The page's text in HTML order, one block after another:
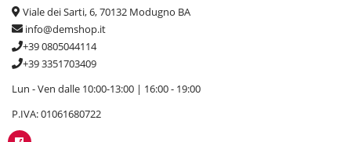
Viale dei Sarti, 6, 70132 Modugno BA
info@demshop.it
+39 0805044114
+39 3351703409
Lun - Ven dalle 10:00-13:00 | 16:00 - 19:00
P.IVA: 01061680722